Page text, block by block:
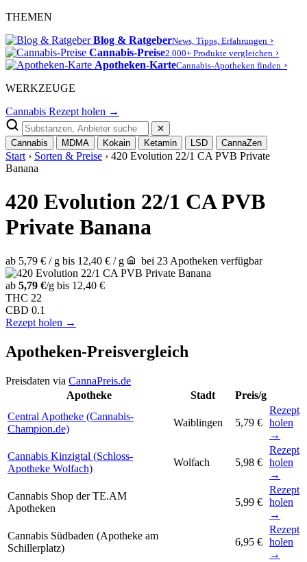
THEMEN
Blog & RatgeberNews, Tipps, Erfahrungen ›
Cannabis-Preise2.000+ Produkte vergleichen ›
Apotheken-KarteCannabis-Apotheken finden ›
WERKZEUGE
Cannabis Rezept holen →
✕
Cannabis
MDMA Kokain Ketamin LSD CannaZen
Start › Sorten & Preise › 420 Evolution 22/1 CA PVB Private
Banana
420 Evolution 22/1 CA PVB
Private Banana
ab 5,79 € / g bis 12,40 € / g bei 23 Apotheken verfügbar
ab 5,79 €/g bis 12,40 €
THC 22
CBD 0.1
Rezept holen →
Apotheken-Preisvergleich
Preisdaten via CannaPreis.de
Apotheke
Stadt
Preis/g
Central Apotheke (Cannabis-
Champion.de)
Waiblingen 5,79 €
Rezept
holen
→
Cannabis Kinzigtal (Schloss-
Apotheke Wolfach)
Wolfach 5,98 €
Rezept
holen
→
Cannabis Shop der TE.AM
Apotheken
5,99 €
Rezept
holen
→
Cannabis Südbaden (Apotheke am
Schillerplatz)
6,95 €
Rezept
holen
→